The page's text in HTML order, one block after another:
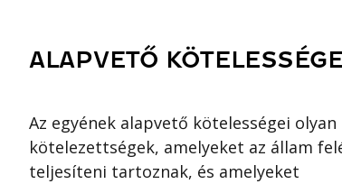
ALAPVETŐ
Az egyének alapvető kötelességei olyan
kötelezettségek, amelyeket az állam
teljesíteni tartoznak, és amelyeket